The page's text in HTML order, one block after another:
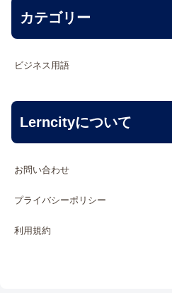
カテゴリー
ビジネス用語
Lerncityについて
お問い合わせ
プライバシーポリシー
利用規約